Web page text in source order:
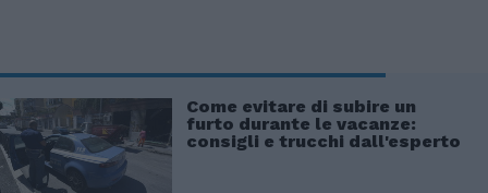
Come evitare di subire un
furto durante le vacanze:
consigli e trucchi dall'esperto